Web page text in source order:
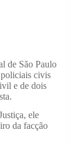
de São Paulo
civis
e de dois
ele
da facção